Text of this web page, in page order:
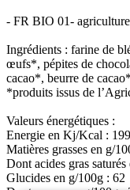
- FR BIO 01-
Ingrédients : farine de
œufs*, pépites de
cacao*, beurre de
*produits issus de
Valeurs énergétiques :
Energie en Kj/Kcal :
Matières grasses en g/
Dont acides gras
Glucides en g/100g : 62